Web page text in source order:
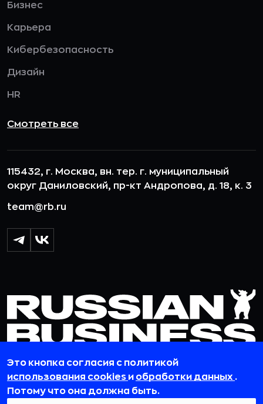
Бизнес
Карьера
Кибербезопасность
Дизайн
HR
Смотреть все
115432, г. Москва, вн. тер. г. муниципальный
округ Даниловский, пр-кт Андропова, д. 18, к. 3
team@rb.ru
© 2012-2026 ООО «РБточкаРУ». ИНН 7729703526, КПП 772501001,
ОГРН 1127746119841
Это кнопка согласия с политикой
использования cookies и обработки данных .
Потому что она должна быть.